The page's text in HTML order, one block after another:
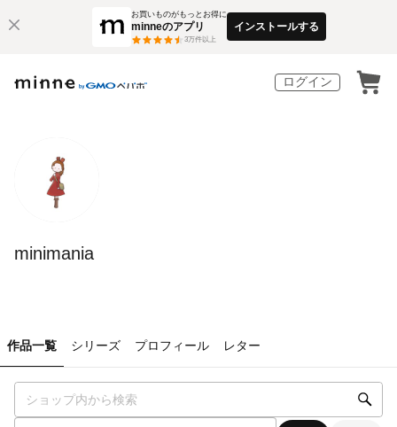
お買いものがもっとお得に
minneのアプリ
3万件以上
インストールする
ログイン
minimania
作品一覧 シリーズ プロフィール レター